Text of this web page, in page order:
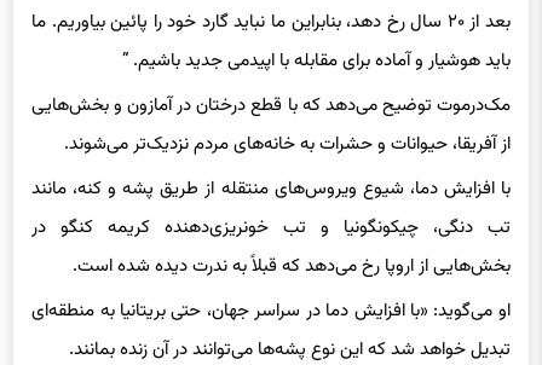
بعد از ۲۰ سال رخ دهد، بنابراین ما نباید گارد خود را پائین بیاوریم. ما
باید هوشیار و آماده برای مقابله با اپیدمی جدید باشیم. “
مک‌درموت توضیح می‌دهد که با قطع درختان در آمازون و بخش‌هایی
از آفریقا، حیوانات و حشرات به خانه‌های مردم نزدیک‌تر می‌شوند.
با افزایش دما، شیوع ویروس‌های منتقله از طریق پشه و کنه، مانند
تب دنگی، چیکونگونیا و تب خونریزی‌دهنده کریمه کنگو در
بخش‌هایی از اروپا رخ می‌دهد که قبلاً به ندرت دیده شده است.
او می‌گوید: «با افزایش دما در سراسر جهان، حتی بریتانیا به منطقه‌ای
تبدیل خواهد شد که این نوع پشه‌ها می‌توانند در آن زنده بمانند.